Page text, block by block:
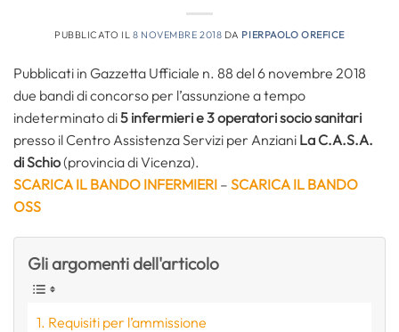
PUBBLICATO IL 8 NOVEMBRE 2018 DA PIERPAOLO OREFICE
Pubblicati in Gazzetta Ufficiale n. 88 del 6 novembre 2018
due bandi di concorso per l’assunzione a tempo
indeterminato di5 infermieri e 3 operatori socio sanitari
presso il Centro Assistenza Servizi per Anziani La C.A.S.A.
di Schio(provincia di Vicenza).
SCARICA IL BANDO INFERMIERI – SCARICA IL BANDO
OSS
Gli argomenti dell'articolo
Requisiti per l’ammissione